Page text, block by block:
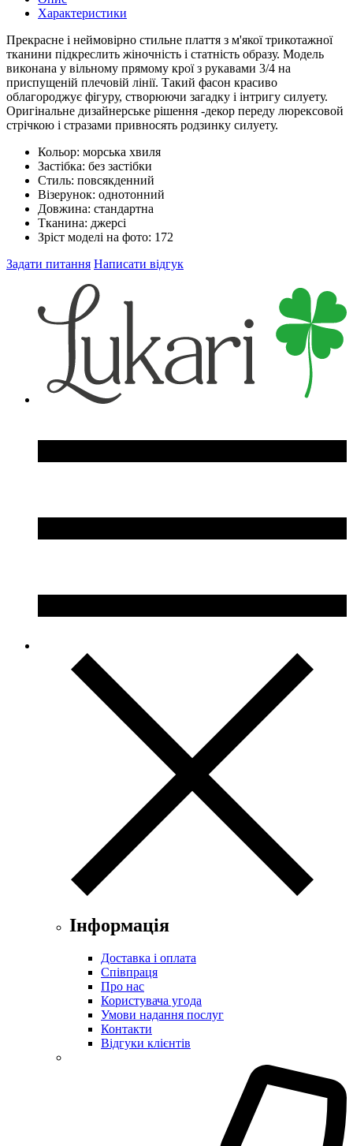
Характеристики
Прекрасне і неймовірно стильне плаття з м'якої трикотажної
тканини підкреслить жіночність і статність образу. Модель
виконана у вільному прямому крої з рукавами 3/4 на
приспущеній плечовій лінії. Такий фасон красиво
облагороджує фігуру, створюючи загадку і інтригу силуету.
Оригінальне дизайнерське рішення -декор переду люрексовой
стрічкою і стразами привносять родзинку силуету.
Кольор: морська хвиля
Застібка: без застібки
Стиль: повсякденний
Візерунок: однотонний
Довжина: стандартна
Тканина: джерсі
Зріст моделі на фото: 172
Задати питання Написати відгук
Інформація
Доставка і оплата
Співпраця
Про нас
Користувача угода
Умови надання послуг
Контакти
Відгуки клієнтів